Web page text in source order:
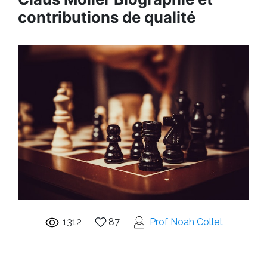
contributions de qualité
1312 87 Prof Noah Collet